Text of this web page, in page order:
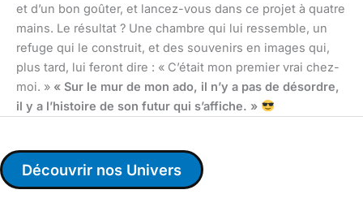
et d’un bon goûter, et lancez-vous dans ce projet à quatre
mains. Le résultat ? Une chambre qui lui ressemble, un
refuge qui le construit, et des souvenirs en images qui,
plus tard, lui feront dire : « C’était mon premier vrai chez-
moi. » « Sur le mur de mon ado, il n’y a pas de désordre,
il y a l’histoire de son futur qui s’affiche. »
Découvrir nos Univers